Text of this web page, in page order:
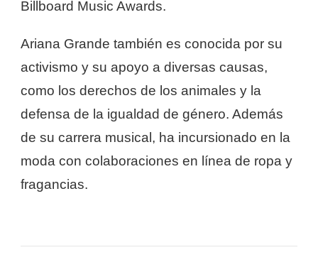
Billboard Music Awards.
Ariana Grande también es conocida por su
activismo y su apoyo a diversas causas,
como los derechos de los animales y la
defensa de la igualdad de género. Además
de su carrera musical, ha incursionado en la
moda con colaboraciones en línea de ropa y
fragancias.